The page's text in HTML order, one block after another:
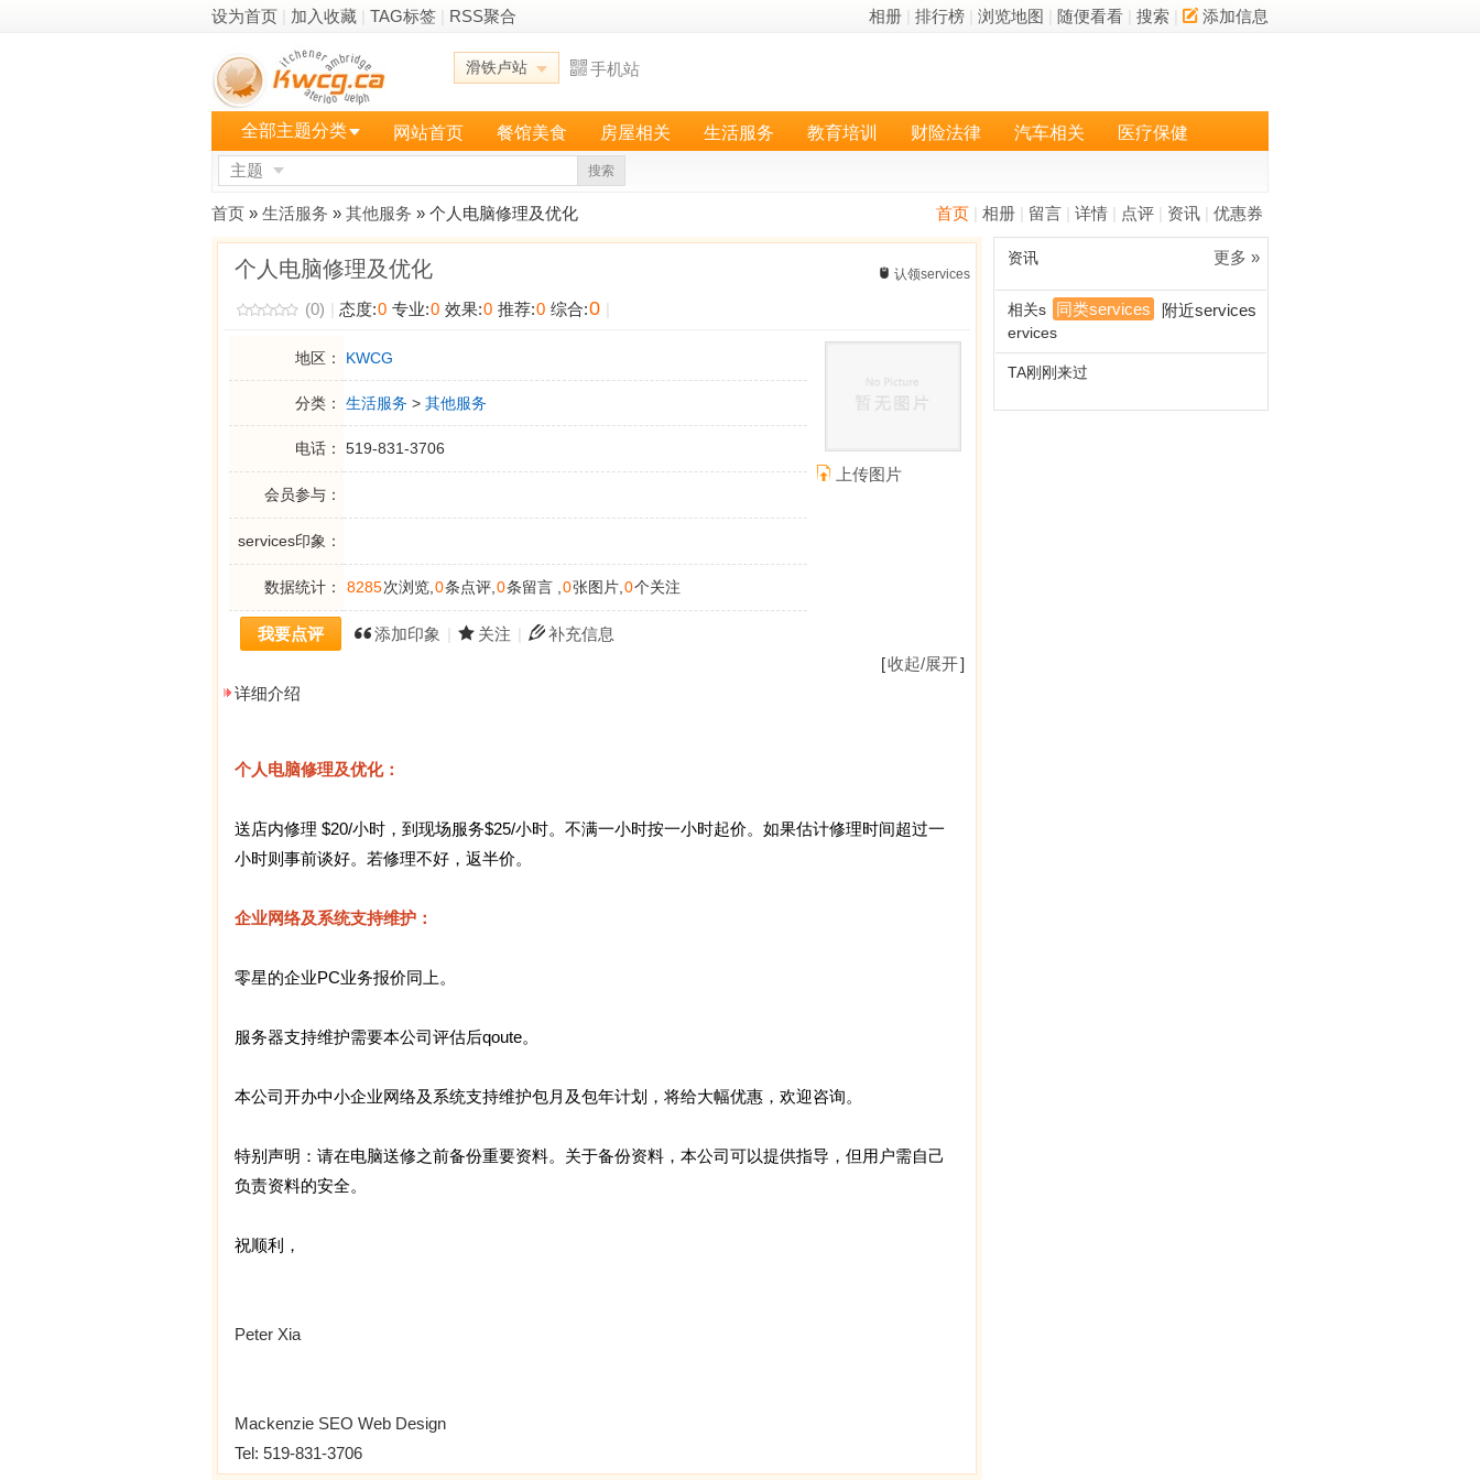
设为首页 加入收藏 TAG标签 RSS聚合 相册 排行榜 浏览地图 随便看看 搜索 添加信息
滑铁卢站 手机站
全部主题分类 网站首页 餐馆美食 房屋相关 生活服务 教育培训 财险法律 汽车相关 医疗保健
主题 搜索
首页 相册 留言 详情 点评 资讯 优惠券
首页 » 生活服务 » 其他服务 » 个人电脑修理及优化
个人电脑修理及优化 认领services
(0) 态度:0 专业:0 效果:0 推荐:0 综合:0
地区： KWCG
分类： 生活服务 > 其他服务
电话： 519-831-3706
会员参与：
services印象：
数据统计： 8285次浏览, 0条点评, 0条留言 , 0张图片, 0个关注
我要点评 添加印象 关注 补充信息
上传图片
[收起/展开]
详细介绍
个人电脑修理及优化：
送店内修理 $20/小时，到现场服务$25/小时。不满一小时按一小时起价。如果估计修理时间超过一
小时则事前谈好。若修理不好，返半价。
企业网络及系统支持维护：
零星的企业PC业务报价同上。
服务器支持维护需要本公司评估后qoute。
本公司开办中小企业网络及系统支持维护包月及包年计划，将给大幅优惠，欢迎咨询。
特别声明：请在电脑送修之前备份重要资料。关于备份资料，本公司可以提供指导，但用户需自己
负责资料的安全。
祝顺利，
Peter Xia
Mackenzie SEO Web Design
Tel: 519-831-3706
更多 »
资讯
同类services 附近services
相关s
ervices
TA刚刚来过